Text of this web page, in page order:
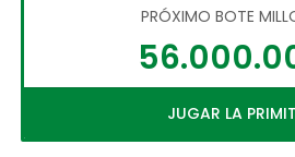
PRÓXIMO BOTE
JUGAR LA